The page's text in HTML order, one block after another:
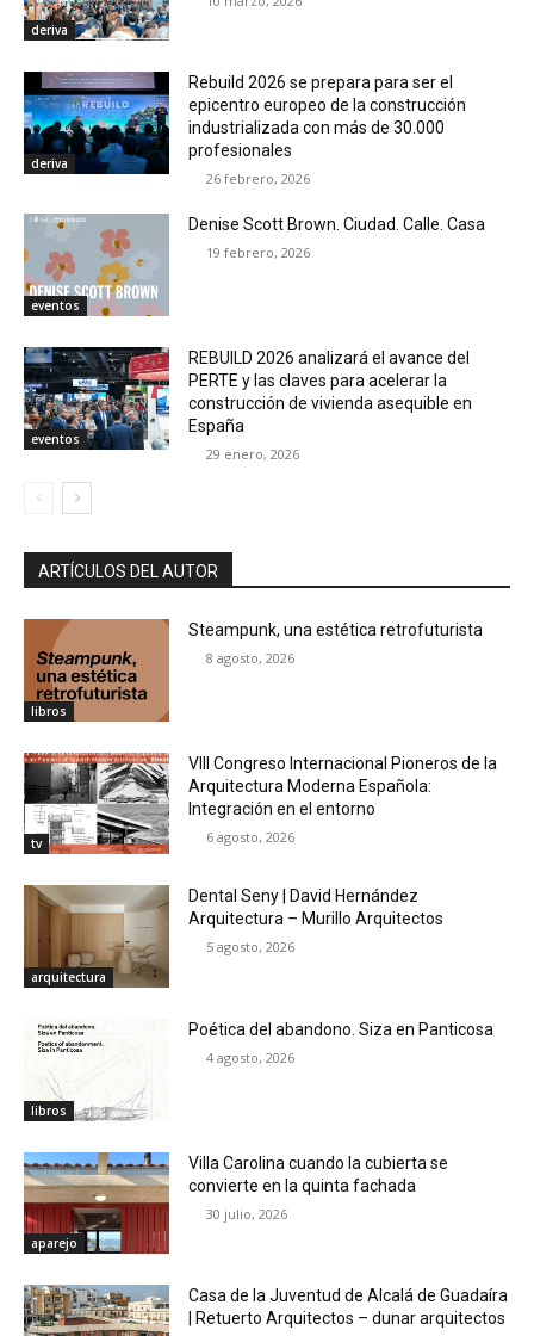
deriva
deriva
Rebuild 2026 se prepara para ser el
epicentro europeo de la construcción
industrializada con más de 30.000
profesionales
26 febrero, 2026
eventos
Denise Scott Brown. Ciudad. Calle. Casa
19 febrero, 2026
eventos
REBUILD 2026 analizará el avance del
PERTE y las claves para acelerar la
construcción de vivienda asequible en
España
29 enero, 2026
ARTÍCULOS DEL AUTOR
libros
Steampunk, una estética retrofuturista
8 agosto, 2026
tv
VIII Congreso Internacional Pioneros de la
Arquitectura Moderna Española:
Integración en el entorno
6 agosto, 2026
arquitectura
Dental Seny | David Hernández
Arquitectura – Murillo Arquitectos
5 agosto, 2026
libros
Poética del abandono. Siza en Panticosa
4 agosto, 2026
aparejo
Villa Carolina cuando la cubierta se
convierte en la quinta fachada
30 julio, 2026
Casa de la Juventud de Alcalá de Guadaíra
| Retuerto Arquitectos – dunar arquitectos